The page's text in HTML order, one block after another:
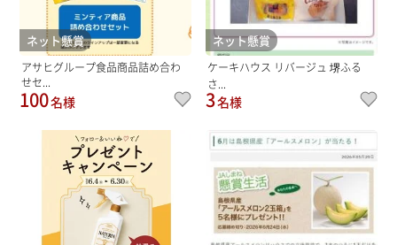
ネット懸賞
アサヒグループ食品商品詰め合わ
せセ...
100名様
ネット懸賞
ケーキハウス リバージュ 堺ふる
さ...
3名様